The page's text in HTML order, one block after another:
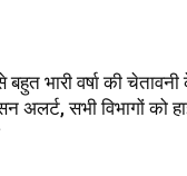
बहुत भारी वर्षा की
अलर्ट, सभी विभागों को